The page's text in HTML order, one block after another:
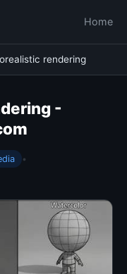
Home
rendering
-
•